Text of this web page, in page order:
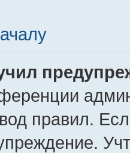
правил.